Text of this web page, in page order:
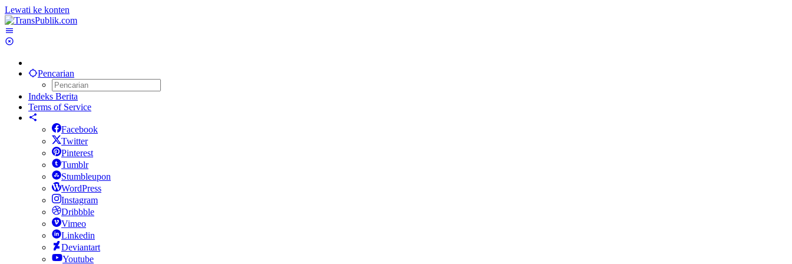
Lewati ke konten
Pencarian
Indeks Berita
Terms of Service
Facebook
Twitter
Pinterest
Tumblr
Stumbleupon
WordPress
Instagram
Dribbble
Vimeo
Linkedin
Deviantart
Youtube